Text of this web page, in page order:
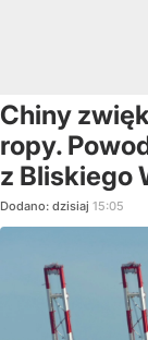
Chiny
ropy.
z Bliskiego
Dodano: dzisiaj 15:05